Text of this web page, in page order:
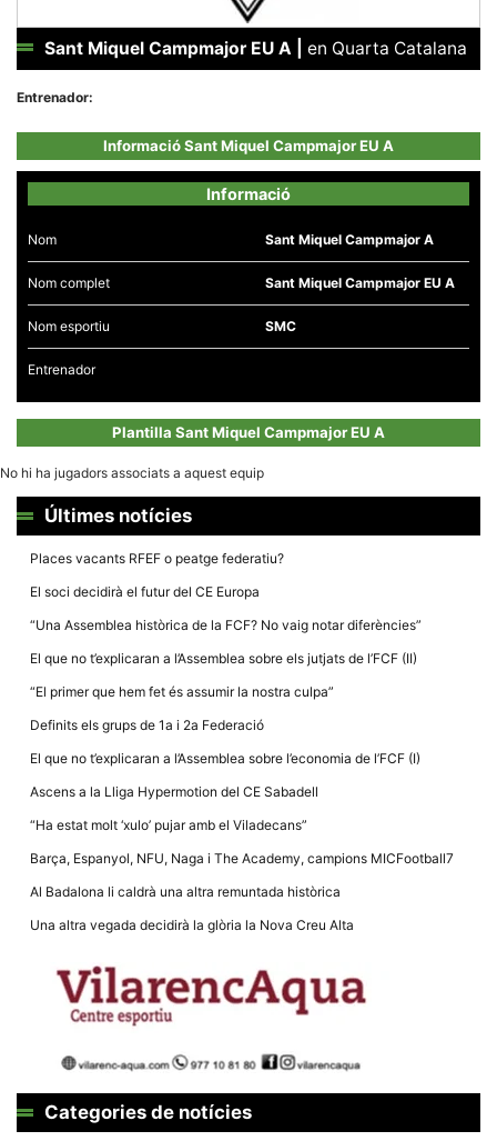
Sant Miquel Campmajor EU A en Quarta Catalana
Entrenador:
Informació Sant Miquel Campmajor EU A
Informació
Nom Sant Miquel Campmajor A
Nom complet Sant Miquel Campmajor EU A
Nom esportiu SMC
Entrenador
Plantilla Sant Miquel Campmajor EU A
No hi ha jugadors associats a aquest equip
Últimes notícies
Places vacants RFEF o peatge federatiu?
El soci decidirà el futur del CE Europa
“Una Assemblea històrica de la FCF? No vaig notar diferències”
El que no t’explicaran a l’Assemblea sobre els jutjats de l’FCF (II)
“El primer que hem fet és assumir la nostra culpa”
Definits els grups de 1a i 2a Federació
El que no t’explicaran a l’Assemblea sobre l’economia de l’FCF (I)
Ascens a la Lliga Hypermotion del CE Sabadell
“Ha estat molt ‘xulo’ pujar amb el Viladecans”
Barça, Espanyol, NFU, Naga i The Academy, campions MICFootball7
Al Badalona li caldrà una altra remuntada històrica
Una altra vegada decidirà la glòria la Nova Creu Alta
Categories de notícies
Necessàries
Aquestes
són
opcionals,
necessàries
funcionament
tècnic de la
dades
estadístiques
de manera
estructura.
d'usuari
components
nostre lloc web
permeten que el
bé com sigui
rebutja
cookies
funcionalitats
del lloc web.
Màrqueting
En compartir
comportament
navegues pel
web